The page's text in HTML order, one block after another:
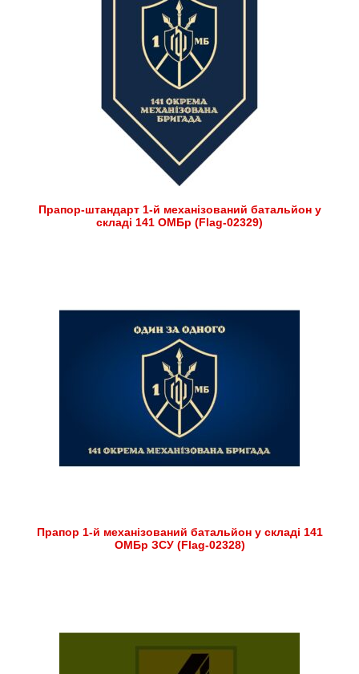
Прапор-штандарт 1-й механізований батальйон у
складі 141 ОМБр (Flag-02329)
Прапор 1-й механізований батальйон у складі 141
ОМБр ЗСУ (Flag-02328)